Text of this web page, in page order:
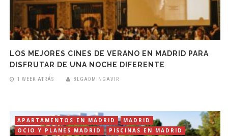
LOS MEJORES CINES DE VERANO EN MADRID PARA
DISFRUTAR DE UNA NOCHE DIFERENTE
1 WEEK ATRÁS BLGADMINGAVIR
APARTAMENTOS EN MADRID
MADRID
OCIO Y PLANES MADRID
PISCINAS EN MADRID